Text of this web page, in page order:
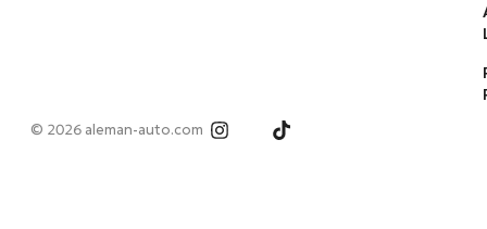
© 2026 aleman-auto.com